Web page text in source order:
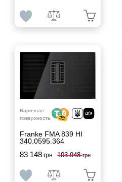
Варочная
поверхность
Franke FMA 839 HI
340.0595.364
83 148грн 103 948грн